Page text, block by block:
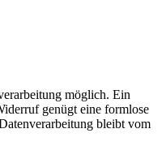
möglich. Ein
genügt eine formlose
bleibt vom